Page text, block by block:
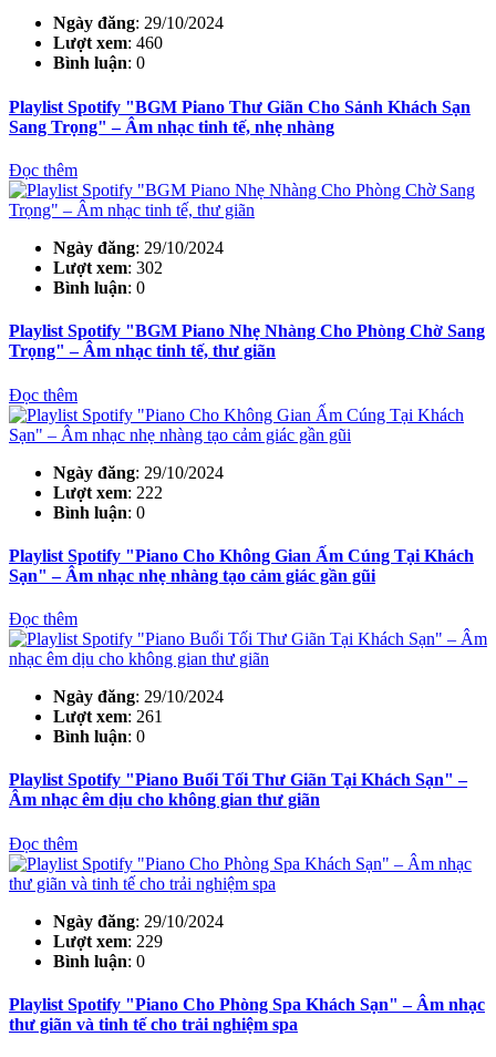
Ngày đăng: 29/10/2024
Lượt xem: 460
Bình luận: 0
Playlist Spotify "BGM Piano Thư Giãn Cho Sảnh Khách Sạn
Sang Trọng" – Âm nhạc tinh tế, nhẹ nhàng
Đọc thêm
Ngày đăng: 29/10/2024
Lượt xem: 302
Bình luận: 0
Playlist Spotify "BGM Piano Nhẹ Nhàng Cho Phòng Chờ Sang
Trọng" – Âm nhạc tinh tế, thư giãn
Đọc thêm
Ngày đăng: 29/10/2024
Lượt xem: 222
Bình luận: 0
Playlist Spotify "Piano Cho Không Gian Ấm Cúng Tại Khách
Sạn" – Âm nhạc nhẹ nhàng tạo cảm giác gần gũi
Đọc thêm
Ngày đăng: 29/10/2024
Lượt xem: 261
Bình luận: 0
Playlist Spotify "Piano Buổi Tối Thư Giãn Tại Khách Sạn" –
Âm nhạc êm dịu cho không gian thư giãn
Đọc thêm
Ngày đăng: 29/10/2024
Lượt xem: 229
Bình luận: 0
Playlist Spotify "Piano Cho Phòng Spa Khách Sạn" – Âm nhạc
thư giãn và tinh tế cho trải nghiệm spa